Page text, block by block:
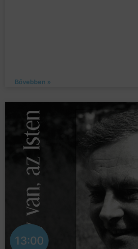
Bővebben »
13:00